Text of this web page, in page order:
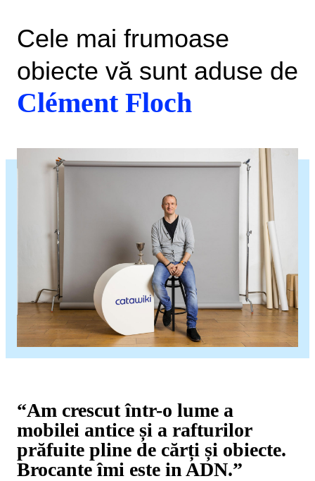
Cele mai frumoase
obiecte vă sunt aduse de
Clément Floch
“Am crescut într-o lume a
mobilei antice și a rafturilor
prăfuite pline de cărți și obiecte.
Brocante îmi este in ADN.”